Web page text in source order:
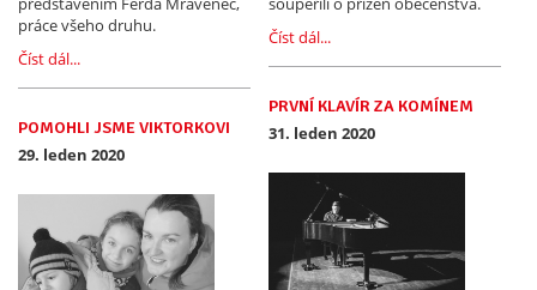
Číst dál...
práce všeho druhu.
Číst dál...
PRVNÍ KLAVÍR ZA KOMÍNEM
31. leden 2020
POMOHLI JSME VIKTORKOVI
29. leden 2020